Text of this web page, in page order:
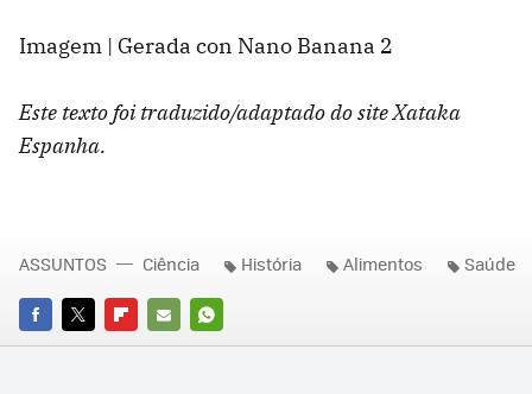
Imagem | Gerada con Nano Banana 2
Este texto foi traduzido/adaptado do site Xataka
Espanha.
FACEBOOK
TWITTERFLIPBOARD
E-
WHATSAPP
ASSUNTOS Ciência História Alimentos Saúde